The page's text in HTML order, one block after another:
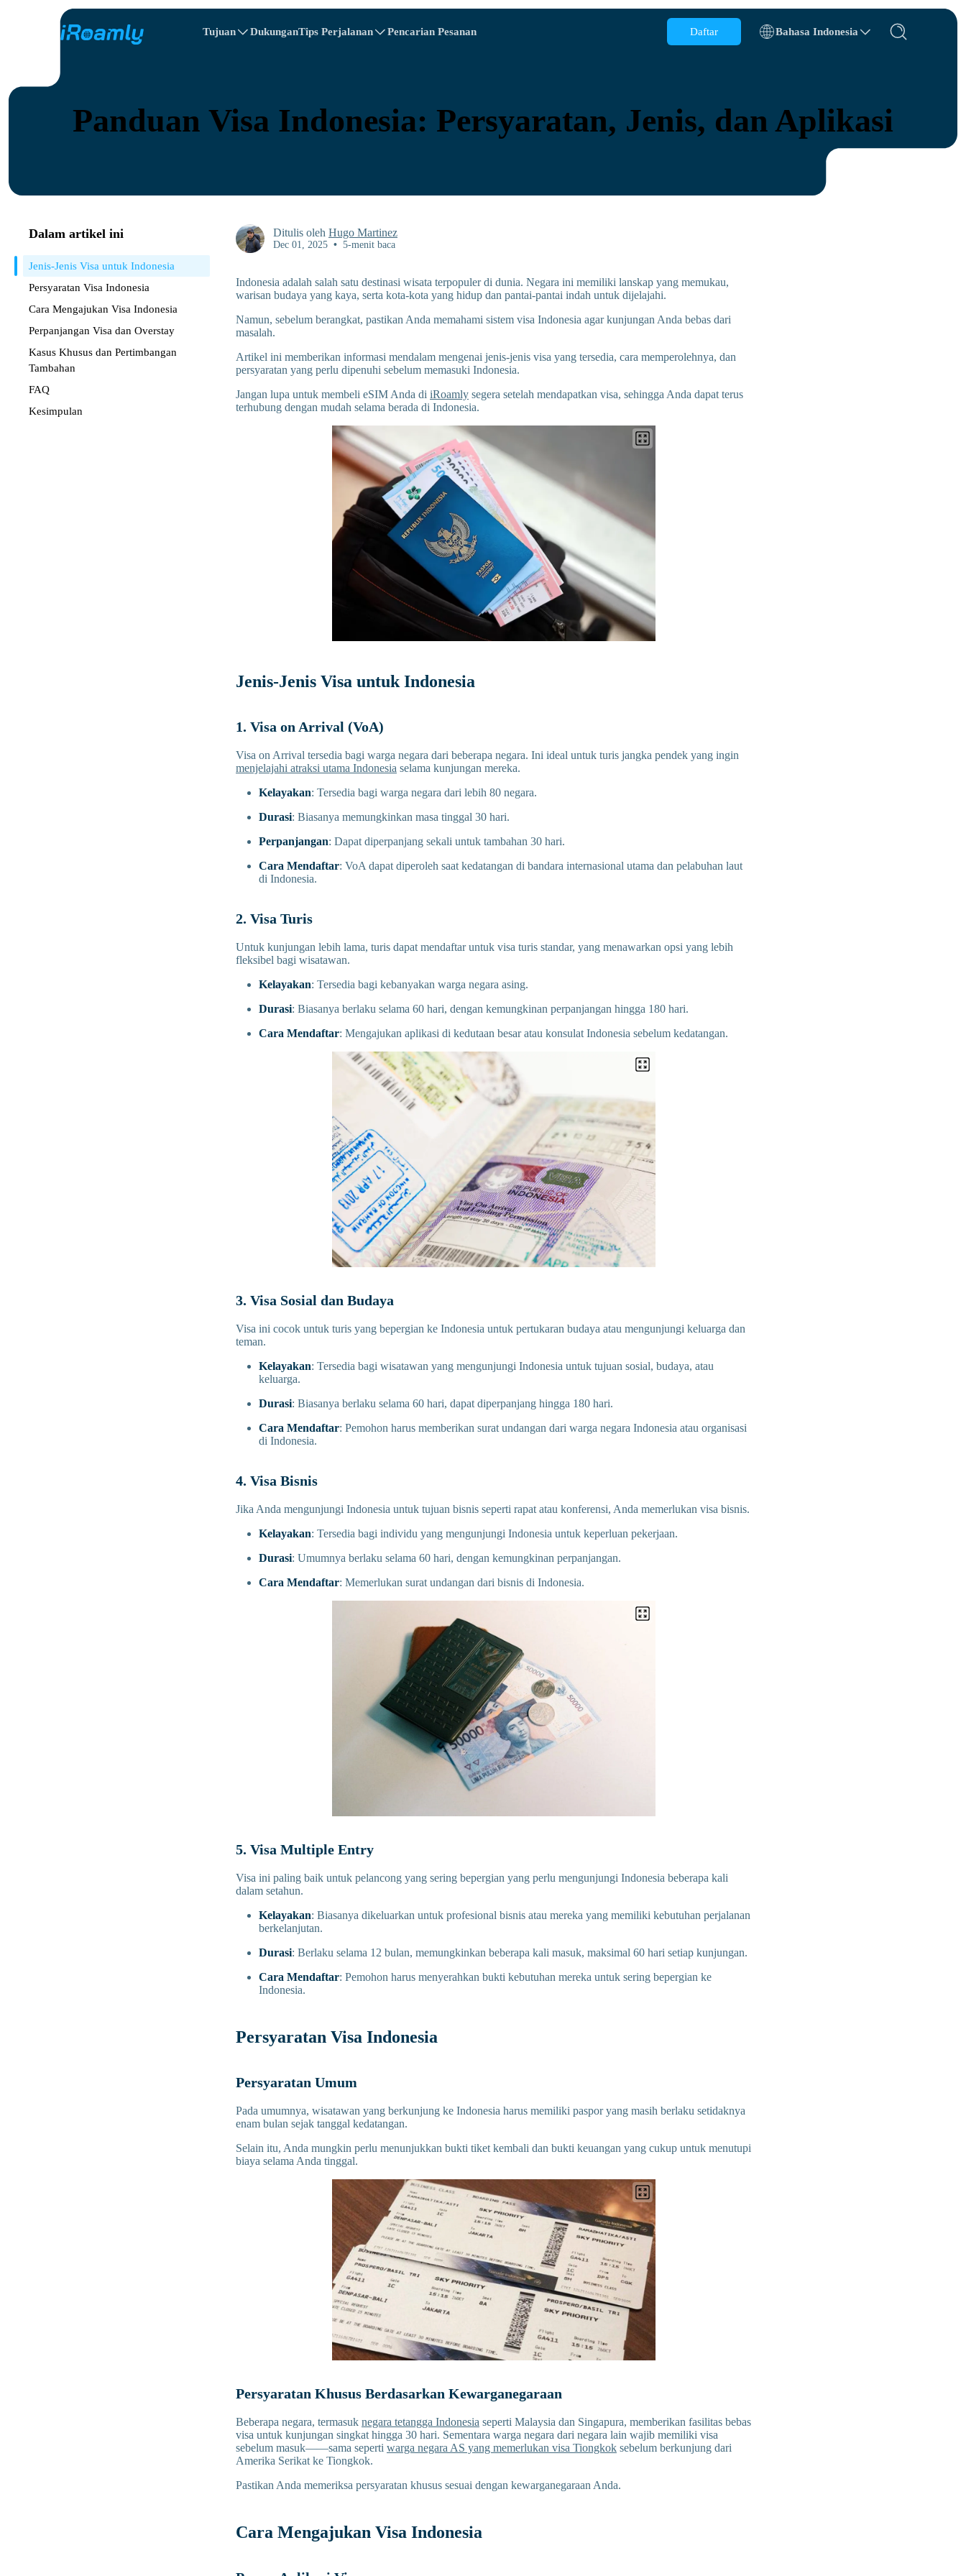
Tujuan DukunganTips Perjalanan Pencarian Pesanan Daftar Bahasa Indonesia
Bulgaria Kamboja Kanada Cile Cina
Denmark
Explore All Tujuans
Panduan Visa Indonesia: Persyaratan, Jenis, dan Aplikasi
Dalam artikel ini
Jenis-Jenis Visa untuk Indonesia
Persyaratan Visa Indonesia
Cara Mengajukan Visa Indonesia
Perpanjangan Visa dan Overstay
Kasus Khusus dan Pertimbangan
Tambahan
FAQ
Kesimpulan
Ditulis oleh Hugo Martinez
Dec 01, 2025 • 5-menit baca
Indonesia adalah salah satu destinasi wisata terpopuler di dunia. Negara ini memiliki lanskap yang memukau,
warisan budaya yang kaya, serta kota-kota yang hidup dan pantai-pantai indah untuk dijelajahi.
Namun, sebelum berangkat, pastikan Anda memahami sistem visa Indonesia agar kunjungan Anda bebas dari
masalah.
Artikel ini memberikan informasi mendalam mengenai jenis-jenis visa yang tersedia, cara memperolehnya, dan
persyaratan yang perlu dipenuhi sebelum memasuki Indonesia.
Jangan lupa untuk membeli eSIM Anda di iRoamly segera setelah mendapatkan visa, sehingga Anda dapat terus
terhubung dengan mudah selama berada di Indonesia.
Jenis-Jenis Visa untuk Indonesia
1. Visa on Arrival (VoA)
Visa on Arrival tersedia bagi warga negara dari beberapa negara. Ini ideal untuk turis jangka pendek yang ingin
menjelajahi atraksi utama Indonesia selama kunjungan mereka.
Kelayakan: Tersedia bagi warga negara dari lebih 80 negara.
Durasi: Biasanya memungkinkan masa tinggal 30 hari.
Perpanjangan: Dapat diperpanjang sekali untuk tambahan 30 hari.
Cara Mendaftar: VoA dapat diperoleh saat kedatangan di bandara internasional utama dan pelabuhan laut
di Indonesia.
2. Visa Turis
Untuk kunjungan lebih lama, turis dapat mendaftar untuk visa turis standar, yang menawarkan opsi yang lebih
fleksibel bagi wisatawan.
Kelayakan: Tersedia bagi kebanyakan warga negara asing.
Durasi: Biasanya berlaku selama 60 hari, dengan kemungkinan perpanjangan hingga 180 hari.
Cara Mendaftar: Mengajukan aplikasi di kedutaan besar atau konsulat Indonesia sebelum kedatangan.
3. Visa Sosial dan Budaya
Visa ini cocok untuk turis yang bepergian ke Indonesia untuk pertukaran budaya atau mengunjungi keluarga dan
teman.
Kelayakan: Tersedia bagi wisatawan yang mengunjungi Indonesia untuk tujuan sosial, budaya, atau
keluarga.
Durasi: Biasanya berlaku selama 60 hari, dapat diperpanjang hingga 180 hari.
Cara Mendaftar: Pemohon harus memberikan surat undangan dari warga negara Indonesia atau organisasi
di Indonesia.
4. Visa Bisnis
Jika Anda mengunjungi Indonesia untuk tujuan bisnis seperti rapat atau konferensi, Anda memerlukan visa bisnis.
Kelayakan: Tersedia bagi individu yang mengunjungi Indonesia untuk keperluan pekerjaan.
Durasi: Umumnya berlaku selama 60 hari, dengan kemungkinan perpanjangan.
Cara Mendaftar: Memerlukan surat undangan dari bisnis di Indonesia.
5. Visa Multiple Entry
Visa ini paling baik untuk pelancong yang sering bepergian yang perlu mengunjungi Indonesia beberapa kali
dalam setahun.
Kelayakan: Biasanya dikeluarkan untuk profesional bisnis atau mereka yang memiliki kebutuhan perjalanan
berkelanjutan.
Durasi: Berlaku selama 12 bulan, memungkinkan beberapa kali masuk, maksimal 60 hari setiap kunjungan.
Cara Mendaftar: Pemohon harus menyerahkan bukti kebutuhan mereka untuk sering bepergian ke
Indonesia.
Persyaratan Visa Indonesia
Persyaratan Umum
Pada umumnya, wisatawan yang berkunjung ke Indonesia harus memiliki paspor yang masih berlaku setidaknya
enam bulan sejak tanggal kedatangan.
Selain itu, Anda mungkin perlu menunjukkan bukti tiket kembali dan bukti keuangan yang cukup untuk menutupi
biaya selama Anda tinggal.
Persyaratan Khusus Berdasarkan Kewarganegaraan
Beberapa negara, termasuk negara tetangga Indonesia seperti Malaysia dan Singapura, memberikan fasilitas bebas
visa untuk kunjungan singkat hingga 30 hari. Sementara warga negara dari negara lain wajib memiliki visa
sebelum masuk——sama seperti warga negara AS yang memerlukan visa Tiongkok sebelum berkunjung dari
Amerika Serikat ke Tiongkok.
Pastikan Anda memeriksa persyaratan khusus sesuai dengan kewarganegaraan Anda.
Cara Mengajukan Visa Indonesia